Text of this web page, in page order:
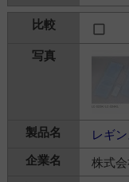
レギ
株式